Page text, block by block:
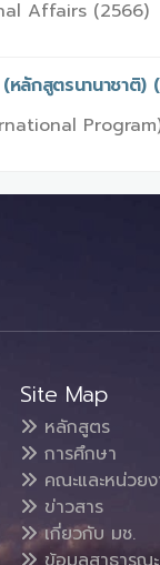
Affairs (2566)
ลักสูตรนานาชาติ)
Site Map
หลักสูตร
การศึกษา
คณะและหน่วย
ข่าวสาร
เกี่ยวกับ มช.